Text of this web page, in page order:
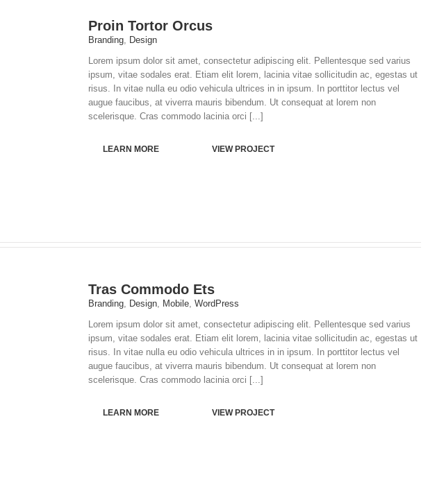
Proin Tortor Orcus
Branding, Design
Lorem ipsum dolor sit amet, consectetur adipiscing elit. Pellentesque sed varius
ipsum, vitae sodales erat. Etiam elit lorem, lacinia vitae sollicitudin ac, egestas ut
risus. In vitae nulla eu odio vehicula ultrices in in ipsum. In porttitor lectus vel
augue faucibus, at viverra mauris bibendum. Ut consequat at lorem non
scelerisque. Cras commodo lacinia orci [...]
LEARN MORE VIEW PROJECT
Tras Commodo Ets
Branding, Design, Mobile, WordPress
Lorem ipsum dolor sit amet, consectetur adipiscing elit. Pellentesque sed varius
ipsum, vitae sodales erat. Etiam elit lorem, lacinia vitae sollicitudin ac, egestas ut
risus. In vitae nulla eu odio vehicula ultrices in in ipsum. In porttitor lectus vel
augue faucibus, at viverra mauris bibendum. Ut consequat at lorem non
scelerisque. Cras commodo lacinia orci [...]
LEARN MORE VIEW PROJECT